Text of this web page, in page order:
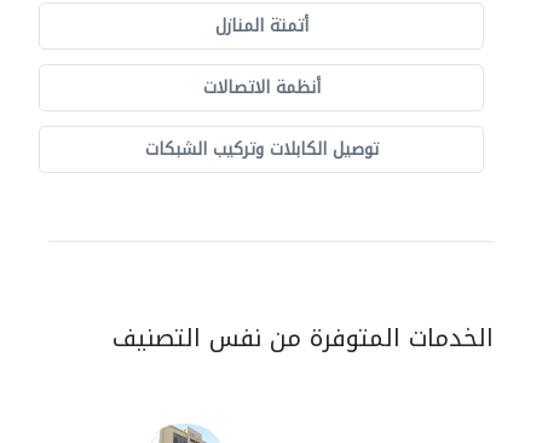
أتمتة المنازل
أنظمة الاتصالات
توصيل الكابلات وتركيب الشبكات
الخدمات المتوفرة من نفس التصنيف